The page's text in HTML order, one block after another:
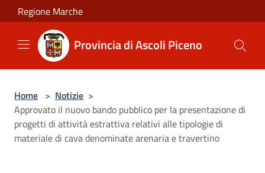
Salta al contenuto principale
Regione Marche
Provincia di Ascoli Piceno
Home > Notizie >
Approvato il nuovo bando pubblico per la presentazione di
progetti di attività estrattiva relativi alle tipologie di
materiale di cava denominate arenaria e travertino